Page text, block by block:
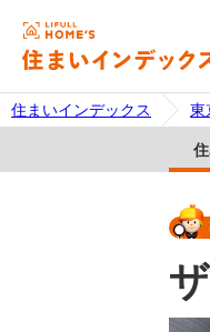
住まいインデックス 東